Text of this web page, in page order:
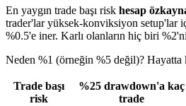
En yaygın trade başı risk hesap
trader'lar yüksek-konviksiyon setup'lar
%0.5'e iner. Karlı olanların hiç biri
Neden %1 (örneğin %5 değil)? Hayatta
Trade başı
risk
%25 drawdown'a kaç
trade